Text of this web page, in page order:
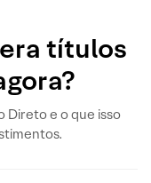
títulos
Direto e o que isso